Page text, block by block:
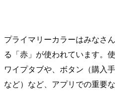
プライマリーカラーはみなさ
る「赤」が使われています。
ワイプタブや、ボタン（購入
など）など、アプリでの重要